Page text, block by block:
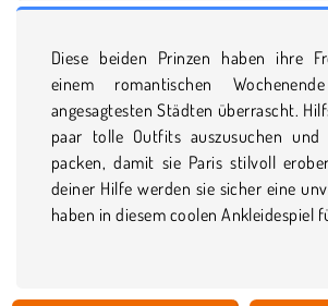
Diese beiden Prinzen haben ihre
einem romantischen
angesagtesten Städten überrascht.
paar tolle Outfits auszusuchen
packen, damit sie Paris stilvoll
deiner Hilfe werden sie sicher eine
haben in diesem coolen Ankleidespiel